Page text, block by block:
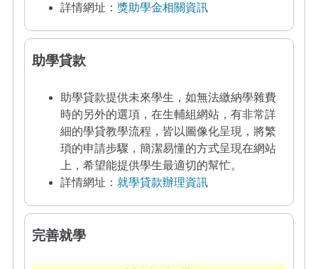
詳情網址： 獎助學金相關資訊
助學貸款
助學貸款提供未來學生，如無法繳納學雜費
時的另外的選項，在生輔組網站，有非常詳
細的學貸教學流程，皆以圖像化呈現，將繁
瑣的申請步驟，簡潔易懂的方式呈現在網站
上，希望能提供學生最適切的幫忙。
詳情網址： 就學貸款辦理資訊
完善就學